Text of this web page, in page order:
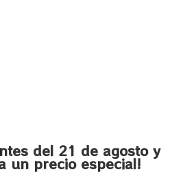
del 21 de agosto y
un precio especial!